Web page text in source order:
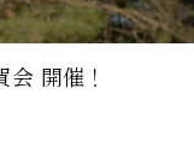
開催！